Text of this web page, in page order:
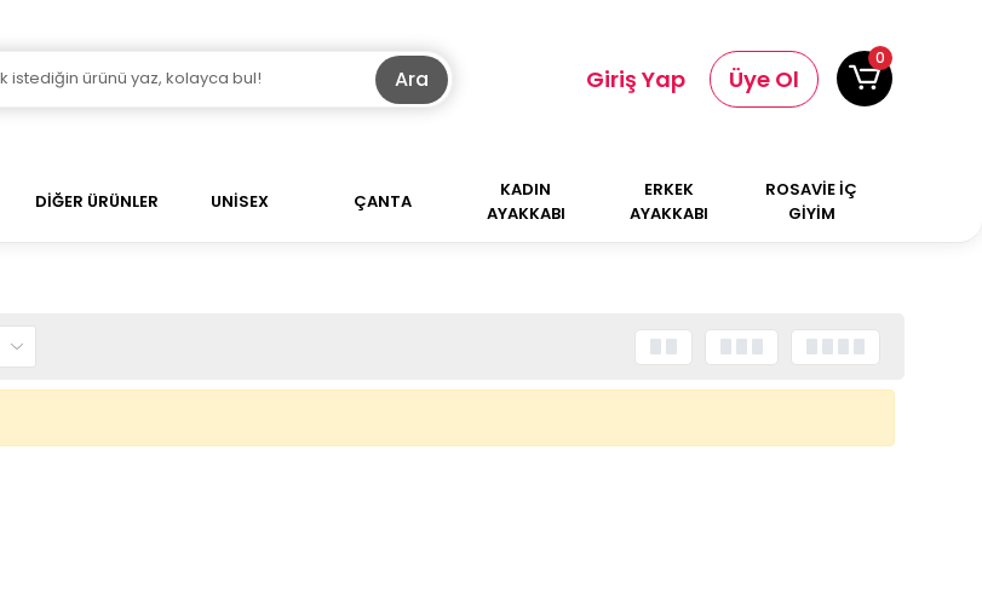
Ara Giriş Yap Üye Ol
0
DİĞER ÜRÜNLER UNİSEX ÇANTA
KADIN
AYAKKABI
ERKEK
AYAKKABI
ROSAVİE İÇ
GİYİM